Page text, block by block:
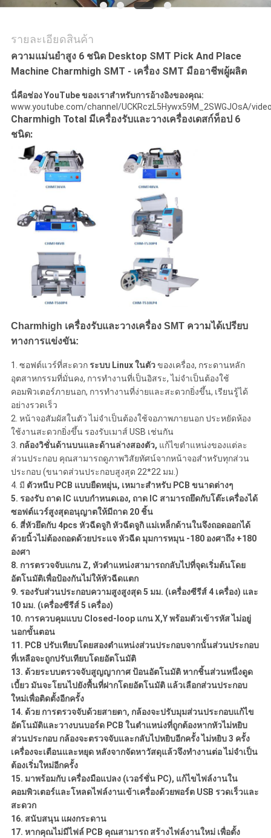
ส่วน
ตัว
รายละเอียดสินค้า
ความแม่นยำสูง 6 ชนิด Desktop SMT Pick And Place
Machine Charmhigh SMT - เครื่อง SMT มืออาชีพผู้ผลิต
นี่คือช่อง YouTube ของเราสำหรับการอ้างอิงของคุณ:
www.youtube.com/channel/UCKRczL5Hywx59M_2SWGJOsA/
Charmhigh Total มีเครื่องรับและวางเครื่องเดสก์ท็อป 6
ชนิด:
Charmhigh เครื่องรับและวางเครื่อง SMT ความได้เปรียบ
ทางการแข่งขัน:
1. ซอฟต์แวร์ที่สะดวกระบบ Linux ในตัวของเครื่อง, กระดานหลัก
อุตสาหกรรมที่มั่นคง, การทำงานที่เป็นอิสระ, ไม่จำเป็นต้องใช้
คอมพิวเตอร์ภายนอก, การทำงานที่ง่ายและสะดวกยิ่งขึ้น, เรียนรู้ได้
อย่างรวดเร็ว
2. หน้าจอสัมผัสในตัว ไม่จำเป็นต้องใช้จอภาพภายนอก ประหยัดห้อง
ใช้งานสะดวกยิ่งขึ้น รองรับเมาส์ USB เช่นกัน
3. กล้องวิชั่นด้านบนและด้านล่างสองตัว, แก้ไขตำแหน่งของแต่ละ
ส่วนประกอบ คุณสามารถดูภาพวิสัยทัศน์จากหน้าจอสำหรับทุกส่วน
ประกอบ (ขนาดส่วนประกอบสูงสุด 22*22 มม.)
4. มี ตัวหนีบ PCB แบบยืดหยุ่น, เหมาะสำหรับ PCB ขนาดต่างๆ
5. รองรับ ถาด IC แบบกำหนดเอง, ถาด IC สามารถยึดกับโต๊ะเครื่องได้
ซอฟต์แวร์สูงสุดอนุญาตให้มีถาด 20 ชิ้น
6. สี่หัวยึดกับ 4pcs หัวฉีดจูกิ หัวฉีดจูกิแม่เหล็กด้านในจึงถอดออกได้
ด้วยนิ้วไม่ต้องถอดด้วยประแจ หัวฉีด มุมการหมุน -180 องศาถึง +180
องศา
8. การตรวจจับแกน Z, หัวตำแหน่งสามารถกลับไปที่จุดเริ่มต้นโดย
อัตโนมัติเพื่อป้องกันไม่ให้หัวฉีดแตก
9. รองรับส่วนประกอบความสูงสูงสุด 5 มม. (เครื่องซีรีส์ 4 เครื่อง) และ
10 มม. (เครื่องซีรีส์ 5 เครื่อง)
10. การควบคุมแบบ Closed-loop แกน X,Y พร้อมตัวเข้ารหัส ไม่อยู่
นอกขั้นตอน
11. PCB ปรับเทียบโดยสองตำแหน่งส่วนประกอบจากนั้นส่วนประกอบ
ที่เหลือจะถูกปรับเทียบโดยอัตโนมัติ
13. ด้วยระบบตรวจจับสูญญากาศ ป้อนอัตโนมัติ หากชิ้นส่วนหนึ่งดูด
เบี้ยว มันจะโยนไปยังพื้นที่ฝากโดยอัตโนมัติ แล้วเลือกส่วนประกอบ
ใหม่เพื่อติดตั้งอีกครั้ง
14. ด้วย การตรวจจับด้วยสายตา, กล้องจะปรับมุมส่วนประกอบแก้ไข
อัตโนมัติและวางบนบอร์ด PCB ในตำแหน่งที่ถูกต้องหากหัวไม่หยิบ
ส่วนประกอบ กล้องจะตรวจจับและกลับไปหยิบอีกครั้ง ไม่หยิบ 3 ครั้ง
เครื่องจะเตือนและหยุด หลังจากจัดหาวัสดุแล้วจึงทำงานต่อ ไม่จำเป็น
ต้องเริ่มใหม่อีกครั้ง
15. มาพร้อมกับ เครื่องมือแปลง (เวอร์ชั่น PC), แก้ไขไฟล์งานใน
คอมพิวเตอร์และโหลดไฟล์งานเข้าเครื่องด้วยพอร์ต USB รวดเร็วและ
สะดวก
16. สนับสนุน แผงกระดาน
17. หากคุณไม่มีไฟล์ PCB คุณสามารถ สร้างไฟล์งานใหม่เพื่อตั้ง